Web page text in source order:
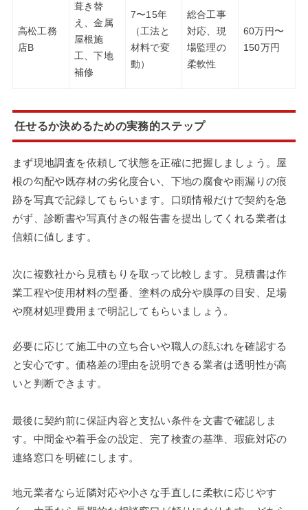
高松工務
店B
葺き替
え、金属
屋根施
工、下地
補修
7〜15年
（工法と
材料で変
動）
総合工事
対応、現
場監理の
柔軟性
60万円〜
150万円
任せるか決めるための実務的ステップ
まず現地調査を依頼して状態を正確に把握しましょう。屋
根の勾配や既存材の劣化度合い、下地の腐食や雨漏りの痕
跡を写真で記録してもらいます。口頭情報だけで契約を急
がず、診断書や写真付きの報告書を提出してくれる業者は
信頼に値します。
次に複数社から見積もりを取って比較します。見積書は作
業工程や使用材料の型番、塗料の成分や膜厚の目安、足場
や廃材処理費用まで明記してもらいましょう。
必要に応じて施工中の立ち合いや職人の顔ぶれを確認する
と安心です。価格差の理由を説明できる業者は透明性が高
いと判断できます。
最後に契約前に保証内容と支払い条件を文書で確認しま
す。中間金や着手金の設定、完了検査の基準、瑕疵対応の
連絡窓口を明確にします。
地元業者なら近隣対応や小さな手直しに柔軟に応じやす